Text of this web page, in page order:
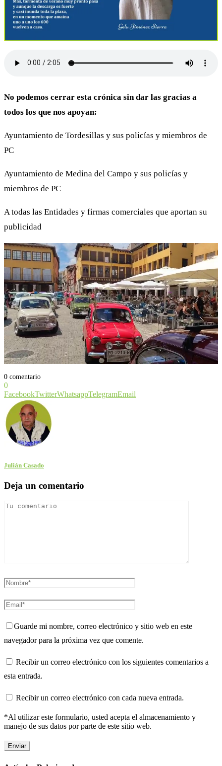
No podemos cerrar esta crónica sin dar las gracias a
todos los que nos apoyan:
Ayuntamiento de Tordesillas y sus policías y miembros de
PC
Ayuntamiento de Medina del Campo y sus policías y
miembros de PC
A todas las Entidades y firmas comerciales que aportan su
publicidad
0 comentario
0
FacebookTwitterWhatsappTelegramEmail
Julián Casado
Deja un comentario
Guarde mi nombre, correo electrónico y sitio web en este
navegador para la próxima vez que comente.
Recibir un correo electrónico con los siguientes comentarios a
esta entrada.
Recibir un correo electrónico con cada nueva entrada.
*Al utilizar este formulario, usted acepta el almacenamiento y
manejo de sus datos por parte de este sitio web.